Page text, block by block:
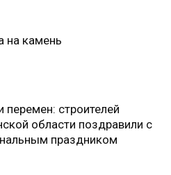
на камень
перемен: строителей
области поздравили с
праздником